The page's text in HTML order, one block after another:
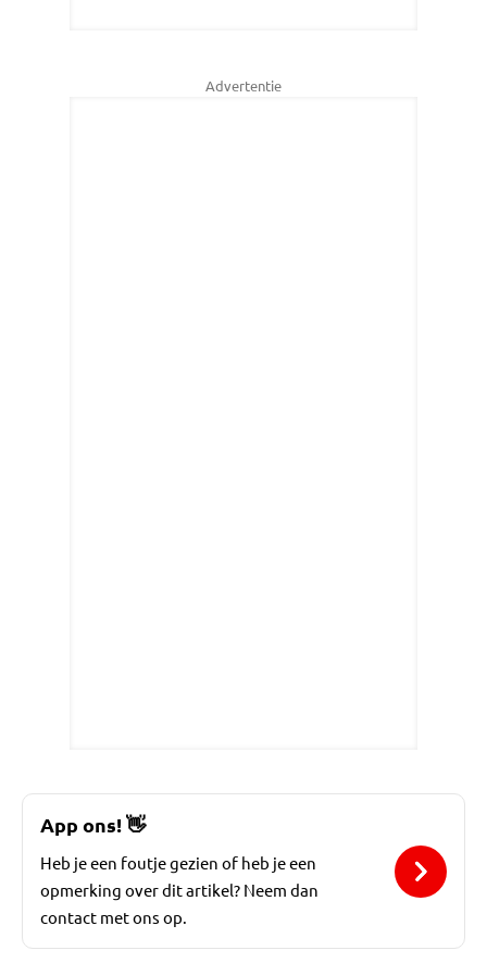
Advertentie
App ons!👋
Heb je een foutje gezien of heb je een
opmerking over dit artikel? Neem dan
contact met ons op.